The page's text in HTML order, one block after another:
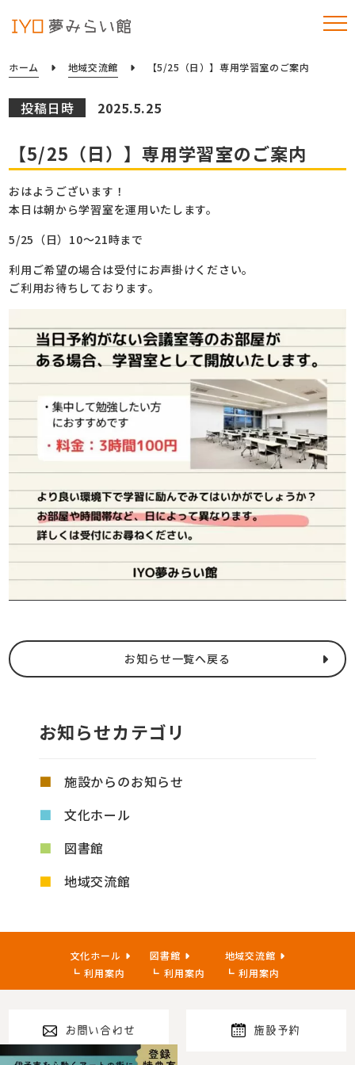
ホーム 地域交流館 【5/25（日）】専用学習室のご案内
投稿日時 2025.5.25
【5/25（日）】専用学習室のご案内
おはようございます！
本日は朝から学習室を運用いたします。
5/25（日）10～21時まで
利用ご希望の場合は受付にお声掛けください。
ご利用お待ちしております。
お知らせ一覧へ戻る
お知らせカテゴリ
施設からのお知らせ
文化ホール
図書館
地域交流館
文化ホール
利用案内
図書館
利用案内
地域交流館
利用案内
お問い合わせ 施設予約